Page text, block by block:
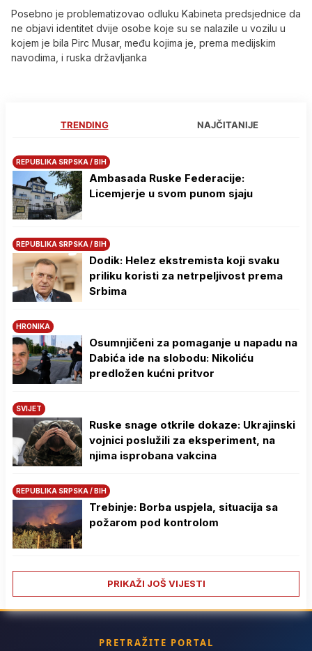
Posebno je problematizovao odluku Kabineta predsjednice da
ne objavi identitet dvije osobe koje su se nalazile u vozilu u
kojem je bila Pirc Musar, među kojima je, prema medijskim
navodima, i ruska državljanka
TRENDING NAJČITANIJE
REPUBLIKA SRPSKA / BIH
Ambasada Ruske Federacije:
Licemjerje u svom punom sjaju
REPUBLIKA SRPSKA / BIH
Dodik: Helez ekstremista koji svaku
priliku koristi za netrpeljivost prema
Srbima
HRONIKA
Osumnjičeni za pomaganje u napadu na
Dabića ide na slobodu: Nikoliću
predložen kućni pritvor
SVIJET
Ruske snage otkrile dokaze: Ukrajinski
vojnici poslužili za eksperiment, na
njima isprobana vakcina
REPUBLIKA SRPSKA / BIH
Trebinje: Borba uspjela, situacija sa
požarom pod kontrolom
PRIKAŽI JOŠ VIJESTI
PRETRAŽITE PORTAL